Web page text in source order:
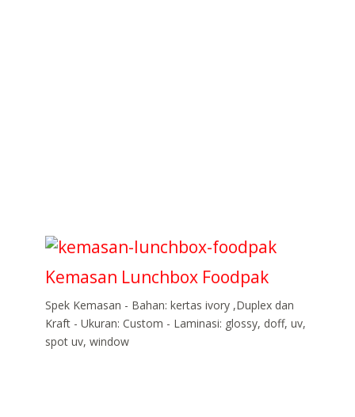
Kemasan Lunchbox Foodpak
Spek Kemasan - Bahan: kertas ivory ,Duplex dan
Kraft - Ukuran: Custom - Laminasi: glossy, doff, uv,
spot uv, window